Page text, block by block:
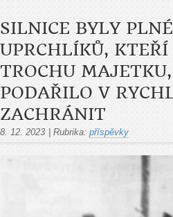
SILNICE BYLY
UPRCHLÍKŮ,
TROCHU
PODAŘILO V
ZACHRÁNIT
8. 12. 2023 Rubrika: příspěvky